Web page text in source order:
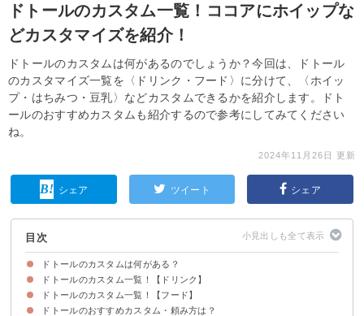
ドトールのカスタム一覧！ココアにホイップな
どカスタマイズを紹介！
ドトールのカスタムは何があるのでしょうか？今回は、ドトール
のカスタマイズ一覧を〈ドリンク・フード〉に分けて、〈ホイッ
プ・はちみつ・豆乳〉などカスタムできるかを紹介します。ドト
ールのおすすめカスタムも紹介するので参考にしてみてください
ね。
2024年11月26日 更新
シェア ツイート シェア
目次
ドトールのカスタムは何がある？
ドトールのカスタム一覧！【ドリンク】
①ミルクを豆乳に変更
②ドリンクをフロートに変更
③氷なし・少なめに変更
④エスプレッソショット追加
⑤ホイップクリーム追加
⑥ハニーシュガー追加
⑦ミルク増量
ドトールのカスタム一覧！【フード】
①パンの焼き加減を変更
②苦手な食材はなしに変更
③ケチャップ追加
ドトールのおすすめカスタム・頼み方は？